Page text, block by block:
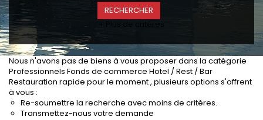
CONTACT
SERVICES
Actualités
Partenaires
Le palmarès de l'entreprise
+ Plus de critères
Nous n'avons pas de biens à vous proposer dans la catégorie
Professionnels Fonds de commerce Hotel / Rest / Bar
Restauration rapide pour le moment , plusieurs options s'offrent
à vous :
Re-soumettre la recherche avec moins de critères.
Transmettez-nous votre demande